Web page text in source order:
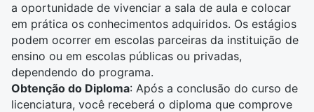
a oportunidade de vivenciar a sala de aula e colocar
em prática os conhecimentos adquiridos. Os estágios
podem ocorrer em escolas parceiras da instituição de
ensino ou em escolas públicas ou privadas,
dependendo do programa.
Obtenção do Diploma: Após a conclusão do curso de
licenciatura, você receberá o diploma que comprove